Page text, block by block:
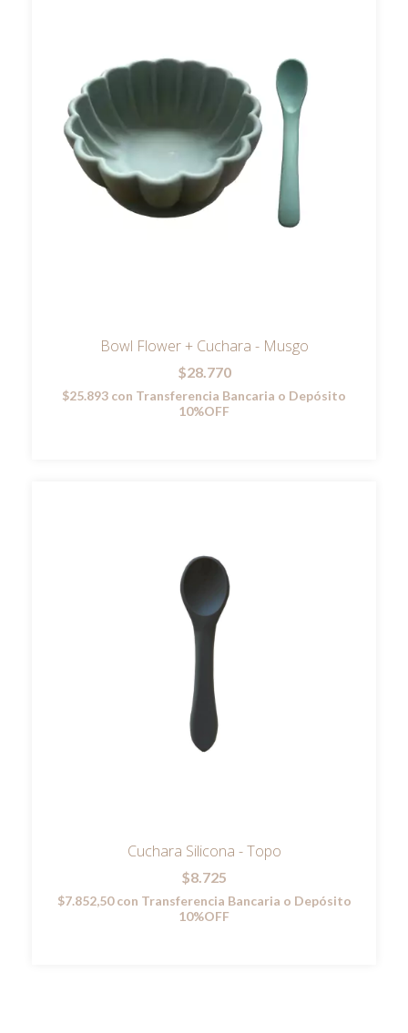
Bowl Flower + Cuchara - Musgo
$28.770
$25.893 con Transferencia Bancaria o Depósito
10%OFF
Cuchara Silicona - Topo
$8.725
$7.852,50con Transferencia Bancaria o Depósito
10%OFF